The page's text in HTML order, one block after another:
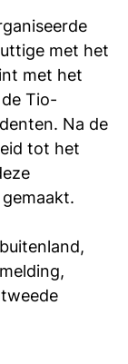
met het
met het
Tio-
Na de
tot het